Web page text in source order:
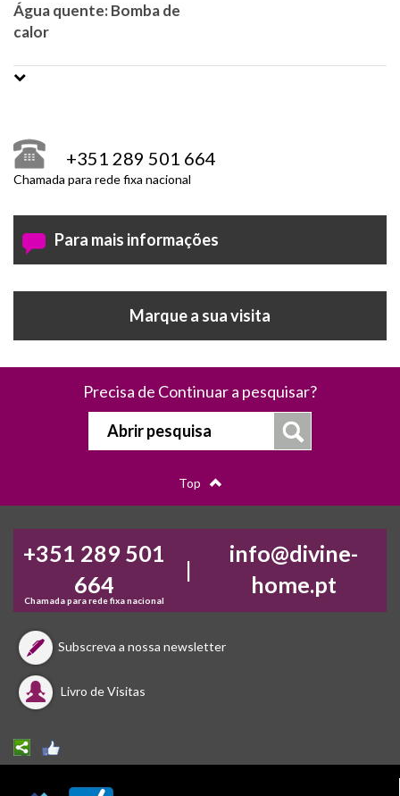
Água quente: Bomba de
calor
+351 289 501 664
Chamada para rede fixa nacional
Para mais informações
Marque a sua visita
Precisa de Continuar a pesquisar?
Abrir pesquisa
Top
+351 289 501
664
Chamada para rede fixa nacional
|
info@divine-
home.pt
Subscreva a nossa newsletter
Livro de Visitas